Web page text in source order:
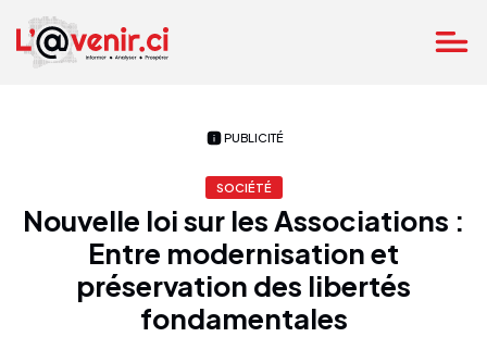
PUBLICITÉ
SOCIÉTÉ
Nouvelle loi sur les Associations :
Entre modernisation et
préservation des libertés
fondamentales